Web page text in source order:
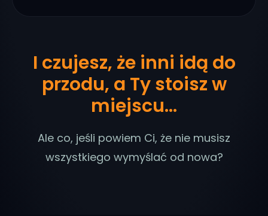
I czujesz, że inni idą do
przodu, a Ty stoisz w
miejscu...
Ale co, jeśli powiem Ci, że nie musisz
wszystkiego wymyślać od nowa?